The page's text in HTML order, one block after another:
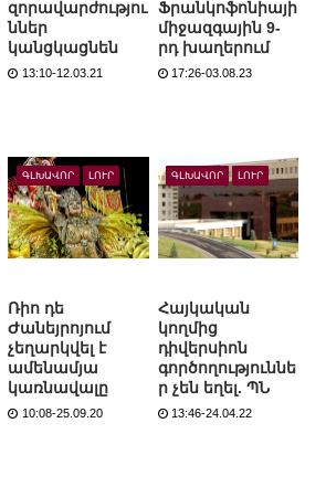
զորավարժությու
ններ
կանցկացնեն
13:10-12.03.21
Ֆրանկոֆոնիայի
միջազգային 9-
րդ խաղերում
17:26-03.08.23
ԳԼԽԱՎՈՐ ԼՈՒՐ
Ռիո դե
Ժանեյրոյում
չեղարկվել է
ամենամյա
կառնավալը
10:08-25.09.20
ԳԼԽԱՎՈՐ ԼՈՒՐ
Հայկական
կողմից
դիվերսիոն
գործողություննե
ր չեն եղել. ՊՆ
13:46-24.04.22